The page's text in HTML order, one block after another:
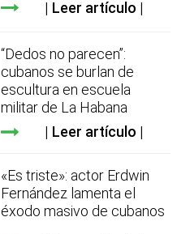
Leer artículo
“Dedos no parecen”:
cubanos se burlan de
escultura en escuela
militar de La Habana
Leer artículo
«Es triste»: actor Erdwin
Fernández lamenta el
éxodo masivo de cubanos